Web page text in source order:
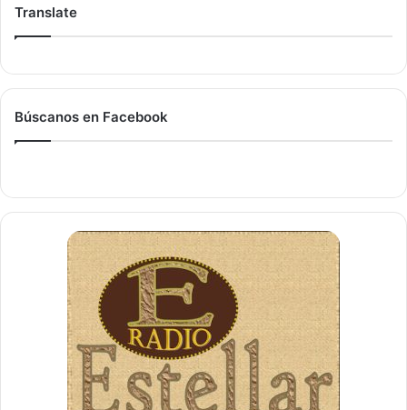
Translate
Búscanos en Facebook